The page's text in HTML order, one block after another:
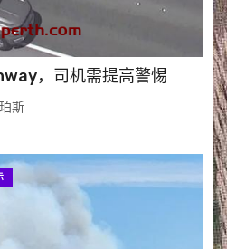
，司机需提高警惕
斯